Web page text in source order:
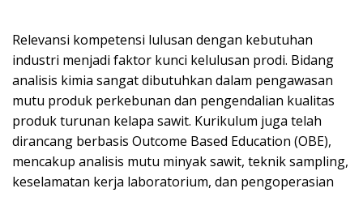
Relevansi kompetensi lulusan dengan kebutuhan
industri menjadi faktor kunci kelulusan prodi. Bidang
analisis kimia sangat dibutuhkan dalam pengawasan
mutu produk perkebunan dan pengendalian kualitas
produk turunan kelapa sawit. Kurikulum juga telah
dirancang berbasis Outcome Based Education (OBE),
mencakup analisis mutu minyak sawit, teknik sampling,
keselamatan kerja laboratorium, dan pengoperasian